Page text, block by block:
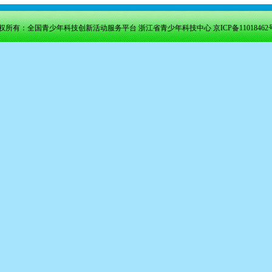
所有：全国青少年科技创新活动服务平台 浙江省青少年科技中心京ICP备11018462